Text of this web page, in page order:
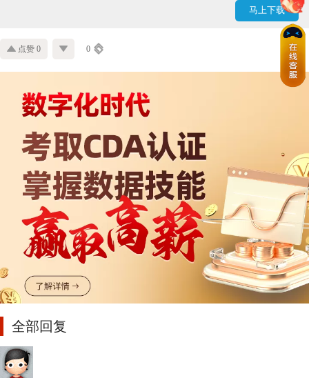
马上下载
点赞 0 0
全部回复